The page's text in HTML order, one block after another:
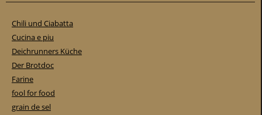
Chili und Ciabatta
Cucina e piu
Deichrunners Küche
Der Brotdoc
Farine
fool for food
grain de sel